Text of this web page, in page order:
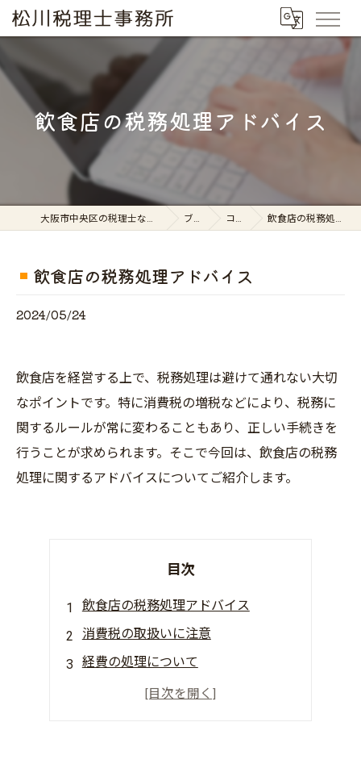
飲食店の税務処理アドバイス
大阪市中央区の税理士なら松川税理士事務所 ブログ コラム 飲食店の税務処理アドバイス
飲食店の税務処理アドバイス
2024/05/24
飲食店を経営する上で、税務処理は避けて通れない大切
なポイントです。特に消費税の増税などにより、税務に
関するルールが常に変わることもあり、正しい手続きを
行うことが求められます。そこで今回は、飲食店の税務
処理に関するアドバイスについてご紹介します。
目次
飲食店の税務処理アドバイス
消費税の取扱いに注意
経費の処理について
源泉徴収について